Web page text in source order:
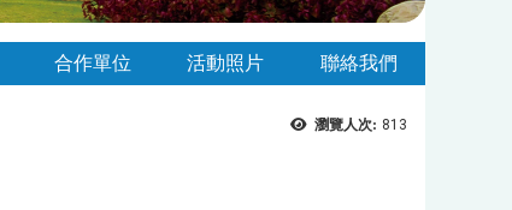
合作單位 活動照片 聯絡我們
瀏覽人次: 813